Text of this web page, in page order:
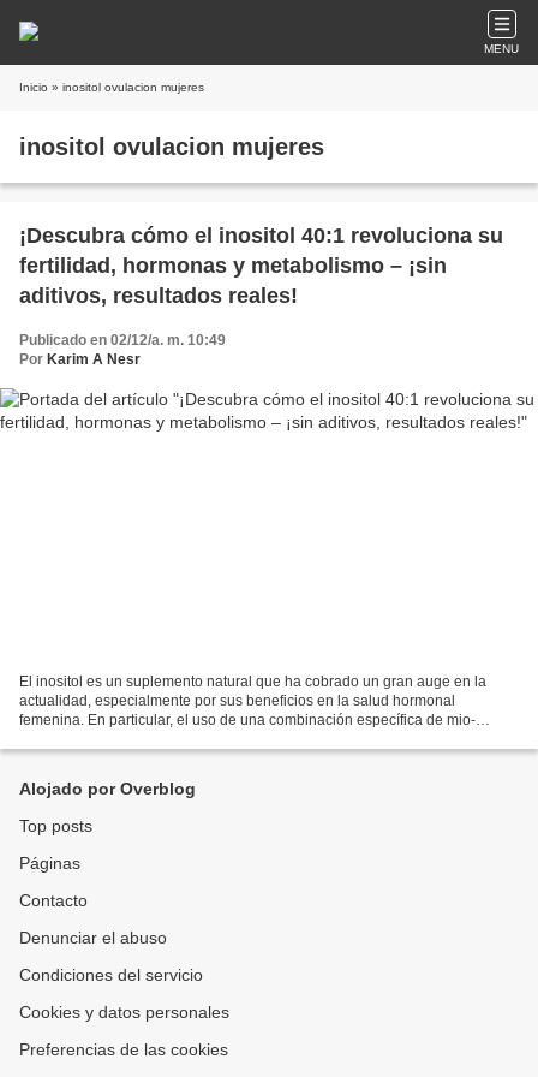
MENU
Inicio » inositol ovulacion mujeres
inositol ovulacion mujeres
¡Descubra cómo el inositol 40:1 revoluciona su
fertilidad, hormonas y metabolismo – ¡sin
aditivos, resultados reales!
Publicado en 02/12/a. m. 10:49
Por Karim A Nesr
El inositol es un suplemento natural que ha cobrado un gran auge en la
actualidad, especialmente por sus beneficios en la salud hormonal
femenina. En particular, el uso de una combinación específica de mio-
Alojado por Overblog
Top posts
Páginas
Contacto
Denunciar el abuso
Condiciones del servicio
Cookies y datos personales
Preferencias de las cookies